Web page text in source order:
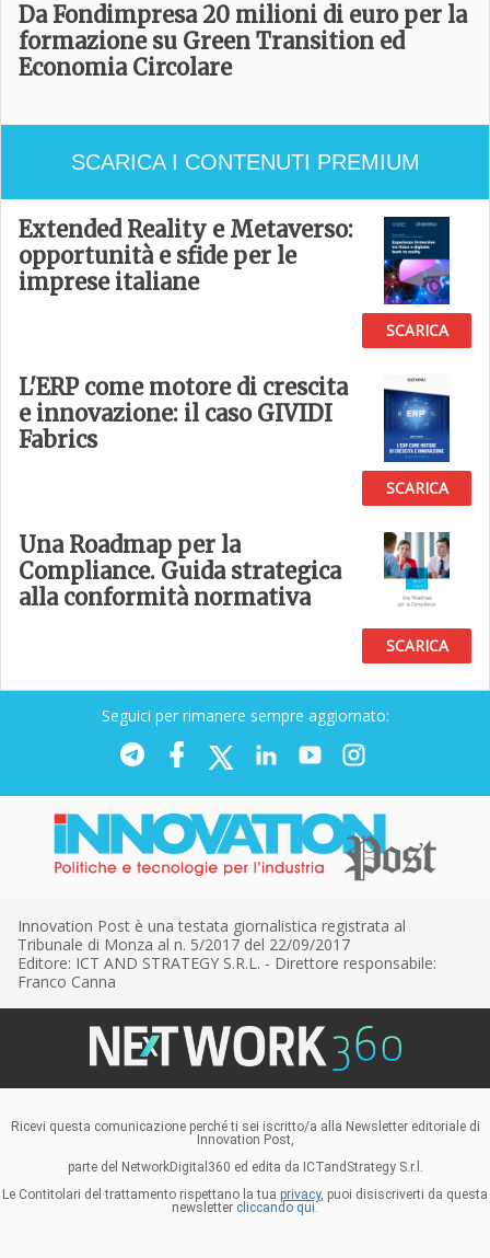
Da Fondimpresa 20 milioni di euro per la
formazione su Green Transition ed
Economia Circolare
SCARICA I CONTENUTI PREMIUM
Extended Reality e Metaverso:
opportunità e sfide per le
imprese italiane
SCARICA
L'ERP come motore di crescita
e innovazione: il caso GIVIDI
Fabrics
SCARICA
Una Roadmap per la
Compliance. Guida strategica
alla conformità normativa
SCARICA
Seguici per rimanere sempre aggiornato:
Innovation Post è una testata giornalistica registrata al
Tribunale di Monza al n. 5/2017 del 22/09/2017
Editore: ICT AND STRATEGY S.R.L. - Direttore responsabile:
Franco Canna
Ricevi questa comunicazione perché ti sei iscritto/a alla Newsletter editoriale di
Innovation Post,
parte del NetworkDigital360 ed edita da ICTandStrategy S.r.l.
Le Contitolari del trattamento rispettano la tua privacy, puoi disiscriverti da questa
newsletter cliccando qui.